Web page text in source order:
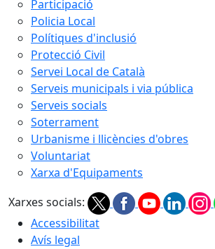
Participació
Policia Local
Polítiques d'inclusió
Protecció Civil
Servei Local de Català
Serveis municipals i via pública
Serveis socials
Soterrament
Urbanisme i llicències d'obres
Voluntariat
Xarxa d'Equipaments
Xarxes socials:
Accessibilitat
Avís legal